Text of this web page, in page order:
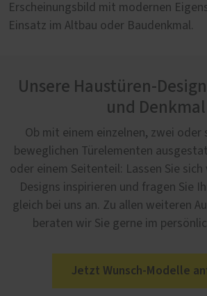
Erscheinungsbild mit modernen
Einsatz im Altbau oder Baudenkmal.
Unsere Haustüren-
und Denkmal
Ob mit einem einzelnen, zwei oder
beweglichen Türelementen
oder einem Seitenteil: Lassen Sie
Designs inspirieren und fragen Sie
gleich bei uns an. Zu allen weiteren
beraten wir Sie gerne im
Jetzt Wunsch-Modelle